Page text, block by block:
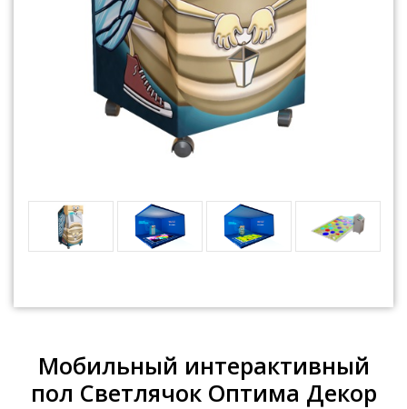
Мобильный интерактивный
пол Светлячок Оптима Декор